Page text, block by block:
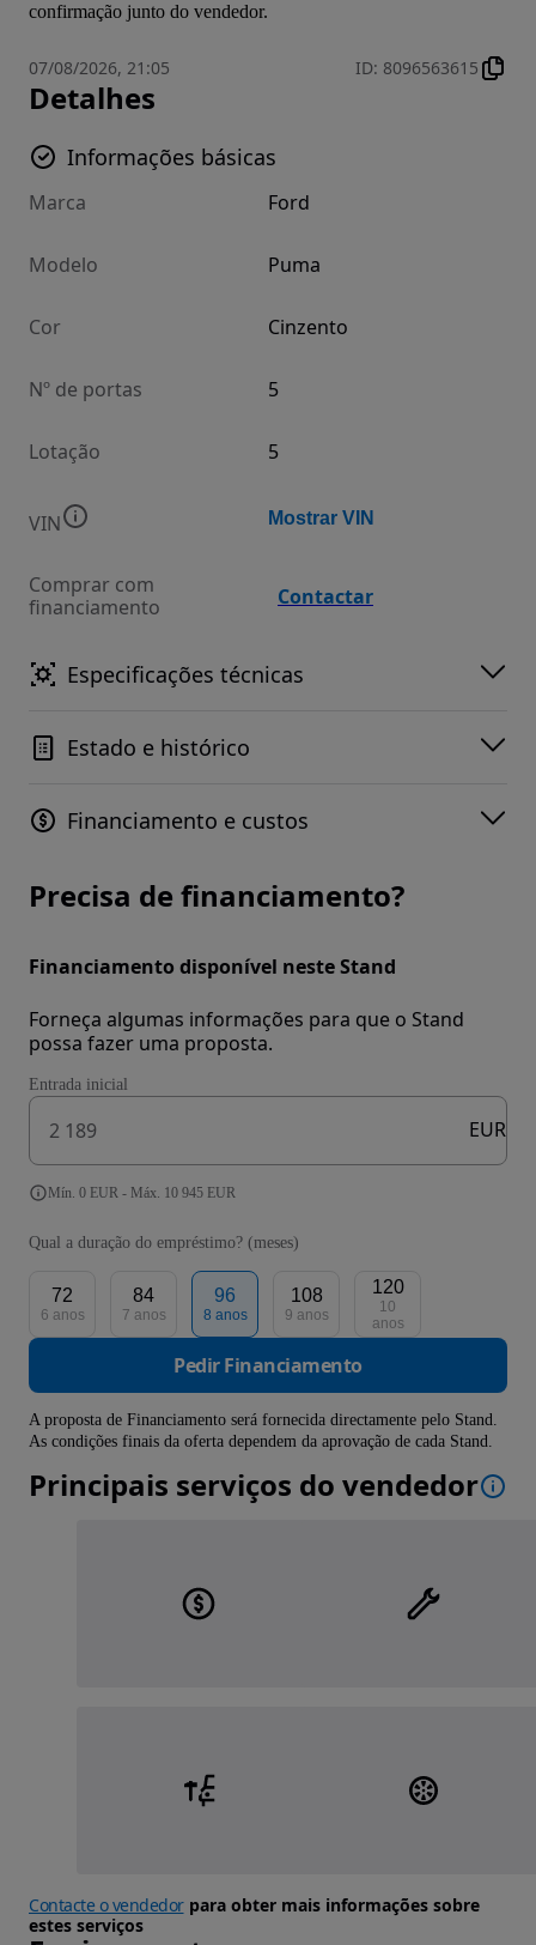
confirmação junto do vendedor.
07/08/2026, 21:05 ID: 8096563615
Detalhes
Informações básicas
Marca Ford
Modelo Puma
Cor Cinzento
Nº de portas 5
Lotação 5
VIN Mostrar VIN
Comprar com
financiamento
Contactar
Especificações técnicas
Estado e histórico
Financiamento e custos
Precisa de financiamento?
Financiamento disponível neste Stand
Forneça algumas informações para que o Stand
possa fazer uma proposta.
Entrada inicial
EUR
Mín. 0 EUR - Máx. 10 945 EUR
Qual a duração do empréstimo? (meses)
72
6 anos
84
7 anos
96
8 anos
108
9 anos
120
10
anos
Pedir Financiamento
A proposta de Financiamento será fornecida directamente pelo Stand.
As condições finais da oferta dependem da aprovação de cada Stand.
Principais serviços do vendedor
Contacte o vendedorpara obter mais informações sobre
estes serviços